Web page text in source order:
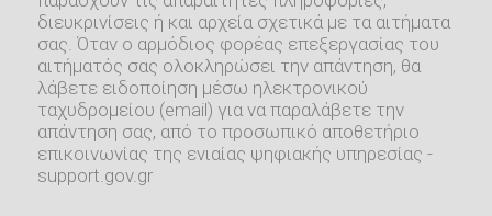
διευκρινίσεις ή και αρχεία σχετικά με τα αιτήματα
σας. Όταν ο αρμόδιος φορέας επεξεργασίας του
αιτήματός σας ολοκληρώσει την απάντηση, θα
λάβετε ειδοποίηση μέσω ηλεκτρονικού
ταχυδρομείου (email) για να παραλάβετε την
απάντηση σας, από το προσωπικό αποθετήριο
επικοινωνίας της ενιαίας ψηφιακής υπηρεσίας -
support.gov.gr